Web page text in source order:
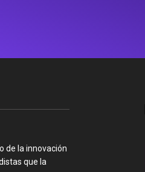
de la innovación
que la